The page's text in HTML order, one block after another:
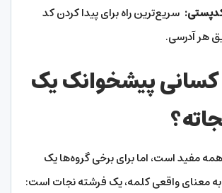
سریع‌ترین راه برای پیدا کردن کد
هر آدرسی.
کسانی پیشخوانک یک
مفید است، اما برای برخی گروه‌ها یک
معنای واقعی کلمه، یک فرشته نجات است: